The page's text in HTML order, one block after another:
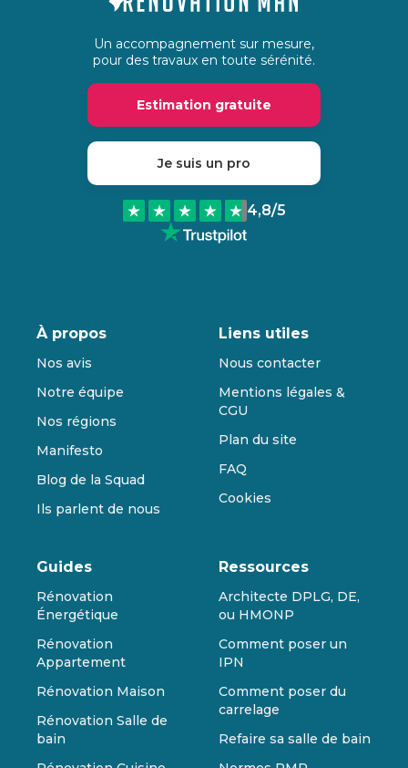
Un accompagnement sur mesure,
pour des travaux en toute sérénité.
Estimation gratuite
Je suis un pro
4,8/5
À propos
Nos avis
Notre équipe
Nos régions
Manifesto
Blog de la Squad
Ils parlent de nous
Liens utiles
Nous contacter
Mentions légales &
CGU
Plan du site
FAQ
Cookies
Guides
Rénovation
Énergétique
Rénovation
Appartement
Rénovation Maison
Rénovation Salle de
bain
Ressources
Architecte DPLG, DE,
ou HMONP
Comment poser un
IPN
Comment poser du
carrelage
Refaire sa salle de bain